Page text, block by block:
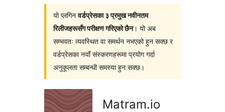
यो प्लगिनवर्डप्रेसका ३ प्रमुख नवीनतम
रिलीजहरूसँग परीक्षण गरिएको छैन। यो अब
सम्भवतः व्यवस्थित वा समर्थन नभएको हुन सक्छ र
वर्डप्रेसका नयाँ संस्करणहरूमा प्रयोग गर्दा
अनुकूलता सम्बन्धी समस्या हुन सक्छ।
Matram.io